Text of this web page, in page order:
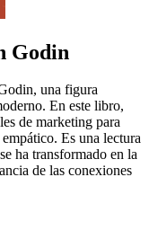
Godin
una figura
En este libro,
de marketing para
Es una lectura
ha transformado en la
de las conexiones